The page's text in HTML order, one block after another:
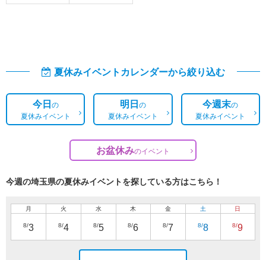
夏休みイベントカレンダーから絞り込む
今日の
夏休みイベント
明日の
夏休みイベント
今週末の
夏休みイベント
お盆休みのイベント
今週の埼玉県の夏休みイベントを探している方はこちら！
月
8/3
火
8/4
水
8/5
木
8/6
金
8/7
土
8/8
日
8/9